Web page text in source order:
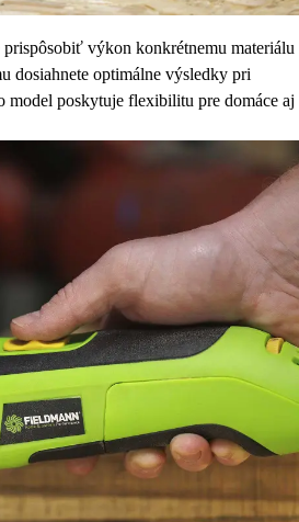
výkon konkrétnemu materiálu
dosiahnete optimálne výsledky pri
model poskytuje flexibilitu pre domáce aj